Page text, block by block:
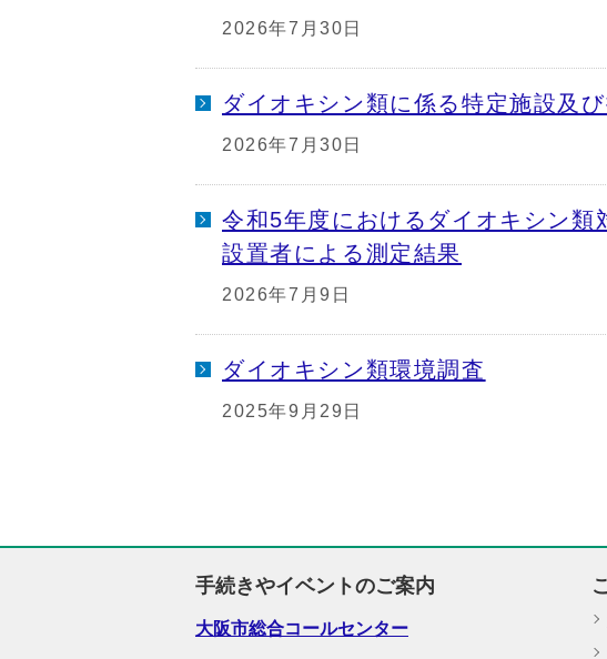
2026年7月30日
ダイオキシン類に係る特定施設及
2026年7月30日
令和5年度におけるダイオキシン類
設置者による測定結果
2026年7月9日
ダイオキシン類環境調査
2025年9月29日
手続きやイベントのご案内
大阪市総合コールセンター